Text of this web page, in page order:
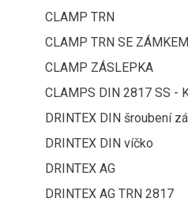
CLAMP TRN
CLAMP TRN SE ZÁMKEM
CLAMP ZÁSLEPKA
CLAMPS DIN 2817 SS -
DRINTEX DIN šroubení
DRINTEX DIN víčko
DRINTEX AG
DRINTEX AG TRN 2817